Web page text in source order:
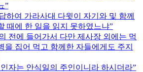
하여 가라사대 다윗이 자기와 및 함께
때에 한 일을 읽지 못하였느냐
전에 들어가서 다만 제사장 외에는 먹
을 집어 먹고 함께한 자들에게도 주지
자는 안식일의 주인이니라 하시더라